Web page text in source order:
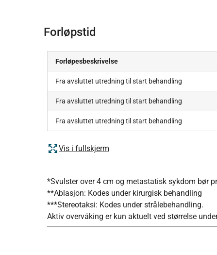
Forløpstid
Forløpesbeskrivelse
Fra avsluttet utredning til start behandling
Fra avsluttet utredning til start behandling
Fra avsluttet utredning til start behandling
Vis i fullskjerm
*Svulster over 4 cm og metastatisk sykdom bør
**Ablasjon: Kodes under kirurgisk behandling
***Stereotaksi: Kodes under strålebehandling.
Aktiv overvåking er kun aktuelt ved størrelse